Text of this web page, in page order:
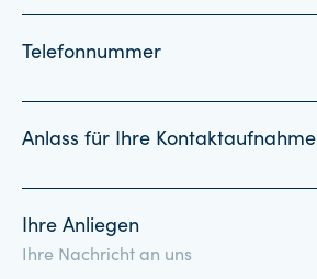
Telefonnummer
Anlass für Ihre Kontaktaufnahme
Ihre Anliegen